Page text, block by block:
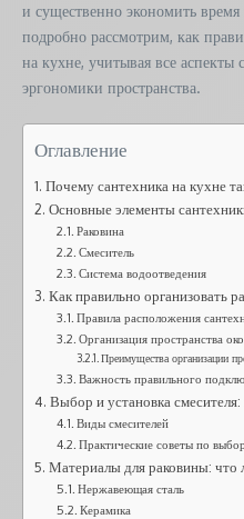
и существенно экономить
подробно рассмотрим, как
на кухне, учитывая все аспекты
эргономики пространства.
Оглавление
Почему сантехника на кухне
Основные элементы
Раковина
Смеситель
Система водоотведения
Как правильно организовать
Правила расположения
Организация пространства
Преимущества организации
Важность правильного
Выбор и установка
Виды смесителей
Практические советы по
Материалы для раковины: что
Нержавеющая сталь
Керамика